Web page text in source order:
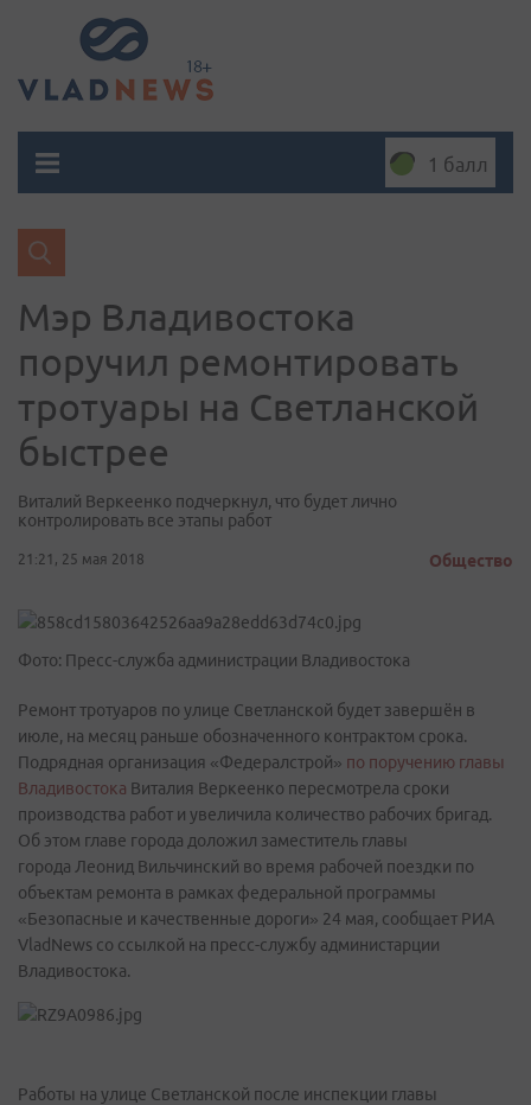
1 балл
Мэр Владивостока
поручил ремонтировать
тротуары на Светланской
быстрее
Виталий Веркеенко подчеркнул, что будет лично
контролировать все этапы работ
21:21, 25 мая 2018 Общество
Фото: Пресс-служба администрации Владивостока
Ремонт тротуаров по улице Светланской будет завершён в
июле, на месяц раньше обозначенного контрактом срока.
Подрядная организация «Федералстрой» по поручению главы
Владивостока Виталия Веркеенко пересмотрела сроки
производства работ и увеличила количество рабочих бригад.
Об этом главе города доложил заместитель главы
города Леонид Вильчинский во время рабочей поездки по
объектам ремонта в рамках федеральной программы
«Безопасные и качественные дороги» 24 мая, сообщает РИА
VladNews со ссылкой на пресс-службу администарции
Владивостока.
Работы на улице Светланской после инспекции главы